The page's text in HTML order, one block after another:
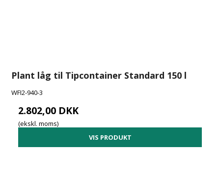
Plant låg til Tipcontainer Standard 150 l
WFI2-940-3
2.802,00 DKK
(ekskl. moms)
VIS PRODUKT